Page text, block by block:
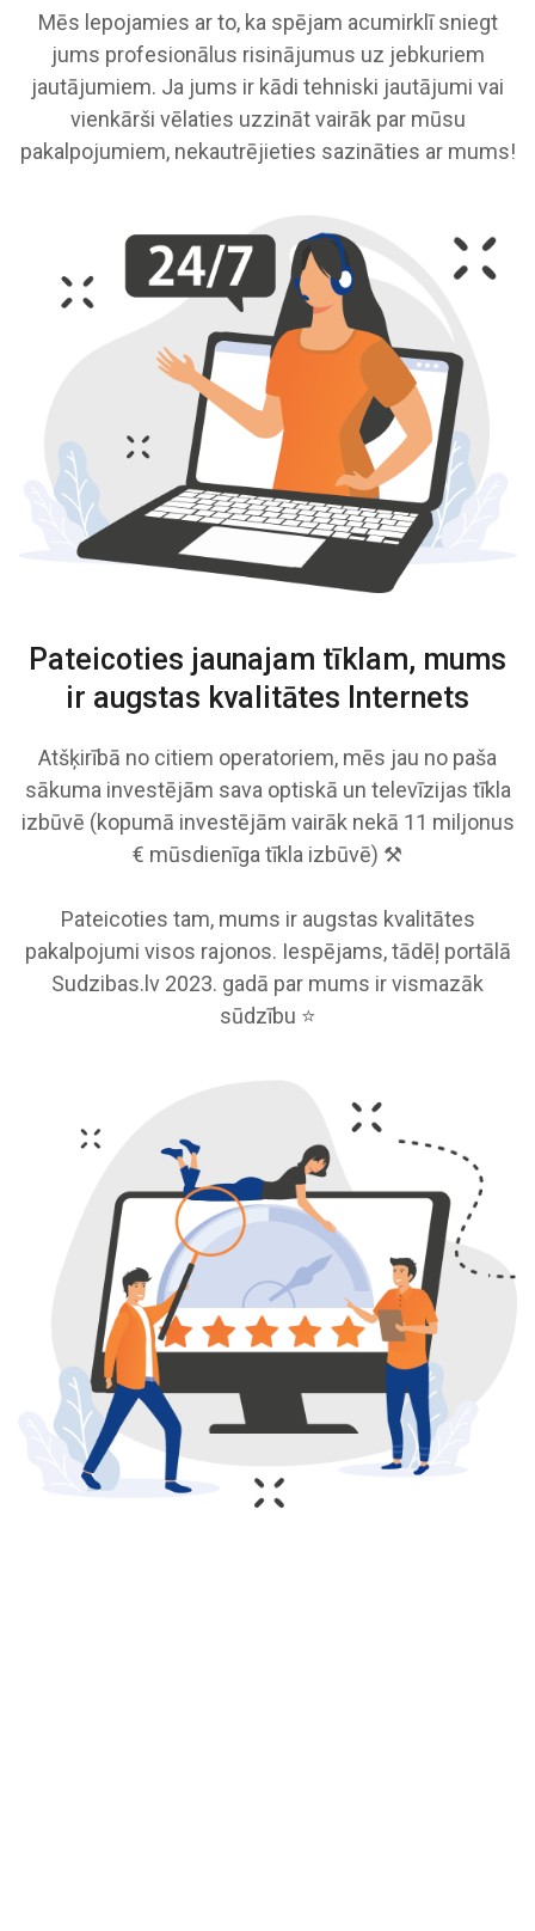
Mēs lepojamies ar to, ka spējam acumirklī sniegt
jums profesionālus risinājumus uz jebkuriem
jautājumiem. Ja jums ir kādi tehniski jautājumi vai
vienkārši vēlaties uzzināt vairāk par mūsu
pakalpojumiem, nekautrējieties sazināties ar mums!
Pateicoties jaunajam tīklam, mums
ir augstas kvalitātes Internets
Atšķirībā no citiem operatoriem, mēs jau no paša
sākuma investējām sava optiskā un televīzijas tīkla
izbūvē (kopumā investējām vairāk nekā 11 miljonus
€ mūsdienīga tīkla izbūvē) ⚒️
Pateicoties tam, mums ir augstas kvalitātes
pakalpojumi visos rajonos. Iespējams, tādēļ portālā
Sudzibas.lv 2023. gadā par mums ir vismazāk
sūdzību ⭐